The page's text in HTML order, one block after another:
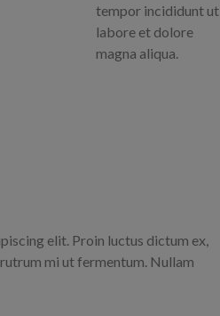
tempor incididunt ut
labore et dolore
magna aliqua.
elit. Proin luctus dictum ex,
mi ut fermentum. Nullam